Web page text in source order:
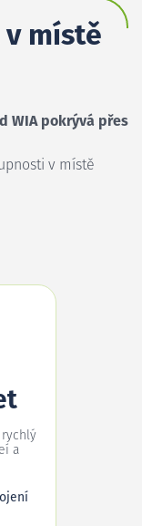
místě
WIA pokrývá přes
v místě
a